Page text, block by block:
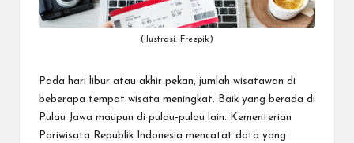
dengan
lebih
mudah,
(Ilustrasi: Freepik)
Pada hari libur atau akhir pekan, jumlah wisatawan di
beberapa tempat wisata meningkat. Baik yang berada di
Pulau Jawa maupun di pulau-pulau lain.
Kementerian
Pariwisata Republik Indonesia mencatat data yang